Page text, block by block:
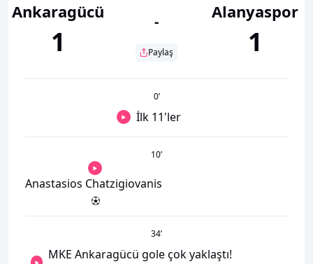
Ankaragücü
1
-
Paylaş
Alanyaspor
1
0’
İlk 11'ler
10’
Anastasios Chatzigiovanis
34’
MKE Ankaragücü gole çok yaklaştı!